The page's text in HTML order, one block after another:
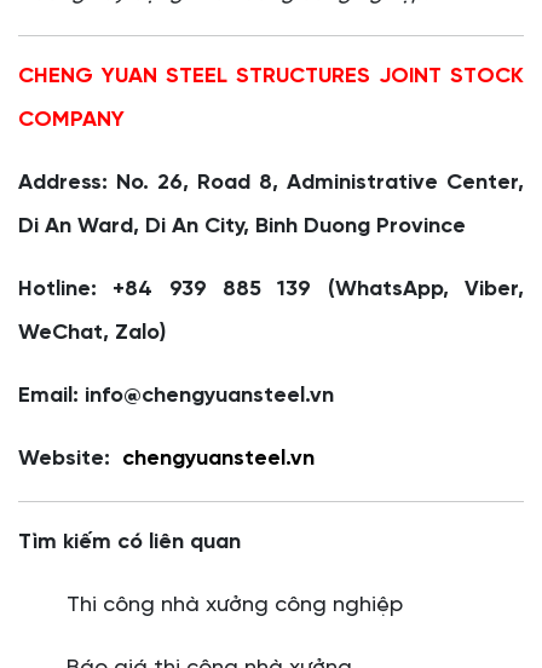
CHENG YUAN STEEL STRUCTURES JOINT STOCK
COMPANY
Address: No. 26, Road 8, Administrative Center,
Di An Ward, Di An City, Binh Duong Province
Hotline: +84 939 885 139 (WhatsApp, Viber,
WeChat, Zalo)
Email: info@chengyuansteel.vn
Website: chengyuansteel.vn
Tìm kiếm có liên quan
Thi công nhà xưởng công nghiệp